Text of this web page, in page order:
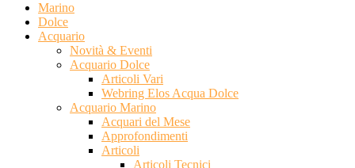
Marino
Dolce
Acquario
Novità & Eventi
Acquario Dolce
Articoli Vari
Webring Elos Acqua Dolce
Acquario Marino
Acquari del Mese
Approfondimenti
Articoli
Articoli Tecnici